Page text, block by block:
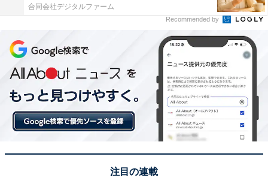
ウキ部分の穴をちりとりの上部にはめ込むようにセット
して、自立させることができるのです。
合同会社デジタルファーム
Recommended by
注目の連載